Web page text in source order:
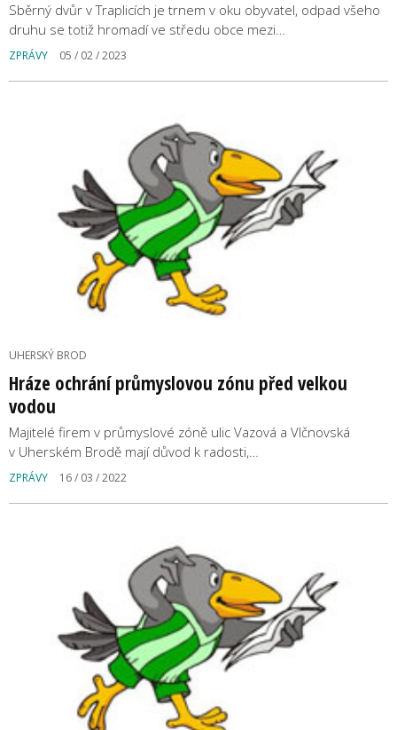
Sběrný dvůr v Traplicích je trnem v oku obyvatel, odpad všeho
druhu se totiž hromadí ve středu obce mezi…
ZPRÁVY 05 / 02 / 2023
UHERSKÝ BROD
Hráze ochrání průmyslovou zónu před velkou
vodou
Majitelé firem v průmyslové zóně ulic Vazová a Vlčnovská
v Uherském Brodě mají důvod k radosti,…
ZPRÁVY 16 / 03 / 2022